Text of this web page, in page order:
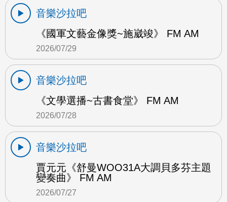
音樂沙拉吧
《國軍文藝金像獎~施崴竣》 FM AM
2026/07/29
音樂沙拉吧
《文學選播~古書食堂》 FM AM
2026/07/28
音樂沙拉吧
賈元元《舒曼WOO31A大調貝多芬主題
變奏曲》 FM AM
2026/07/27